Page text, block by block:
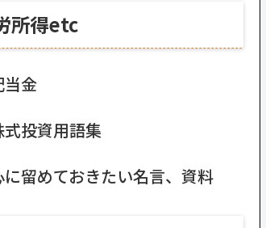
所得etc
当金
式投資用語集
に留めておきたい名言、資料